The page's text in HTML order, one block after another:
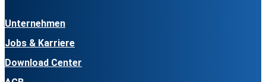
Unternehmen
Jobs & Karriere
Download Center